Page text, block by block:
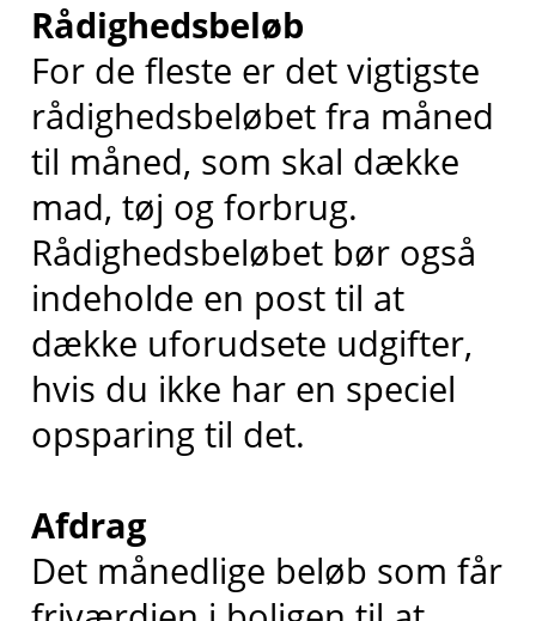
Rådighedsbeløb
For de fleste er det vigtigste
rådighedsbeløbet fra måned
til måned, som skal dække
mad, tøj og forbrug.
Rådighedsbeløbet bør også
indeholde en post til at
dække uforudsete udgifter,
hvis du ikke har en speciel
opsparing til det.
Afdrag
Det månedlige beløb som får